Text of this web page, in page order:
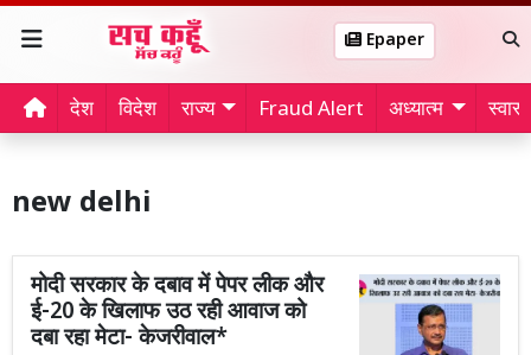
Epaper
देश विदेश राज्य Fraud Alert अध्यात्म
new delhi
मोदी सरकार के दबाव में पेपर लीक और
ई-20 के खिलाफ उठ रही आवाज को
दबा रहा मेटा- केजरीवाल*